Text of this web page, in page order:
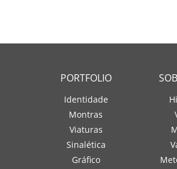
PORTFOLIO
Identidade
Montras
Viaturas
Sinalética
Gráfico